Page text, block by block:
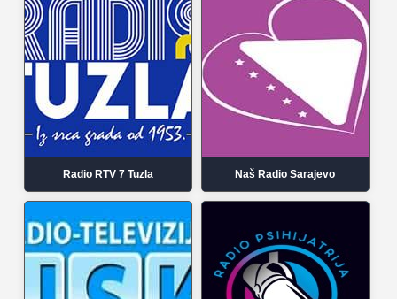
Radio RTV 7 Tuzla Naš Radio Sarajevo